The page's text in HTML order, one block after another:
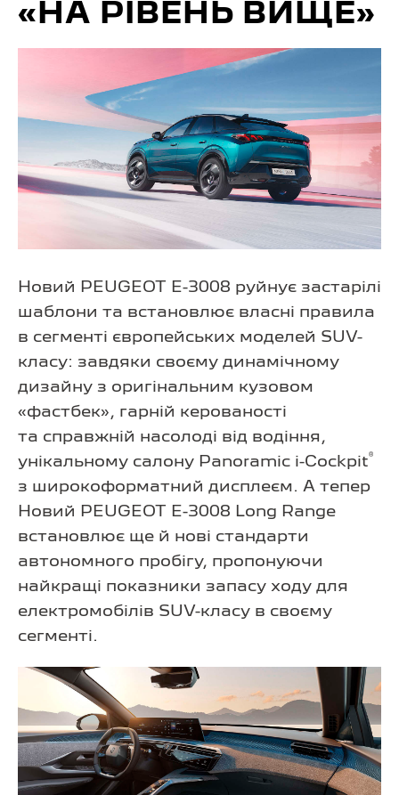
«НА РІВЕНЬ ВИЩЕ»
Новий PEUGEOT E-3008 руйнує застарілі
шаблони та встановлює власні правила
в сегменті європейських моделей SUV-
класу: завдяки своєму динамічному
дизайну з оригінальним кузовом
«фастбек», гарній керованості
та справжній насолоді від водіння,
унікальному салону Panoramic i-Cockpit®
з широкоформатний дисплеєм. А тепер
Новий PEUGEOT E-3008 Long Range
встановлює ще й нові стандарти
автономного пробігу, пропонуючи
найкращі показники запасу ходу для
електромобілів SUV-класу в своєму
сегменті.